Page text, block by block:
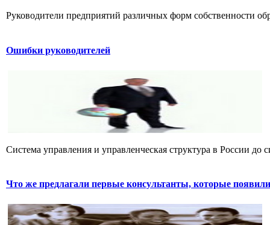
Руководители предприятий различных форм собственности
Ошибки руководителей
Система управления и управленческая структура в России
Что же предлагали первые консультанты, которые